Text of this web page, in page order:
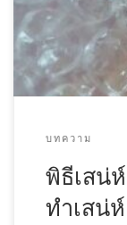
บทความ
พิธีเสน่
ทําเสน่